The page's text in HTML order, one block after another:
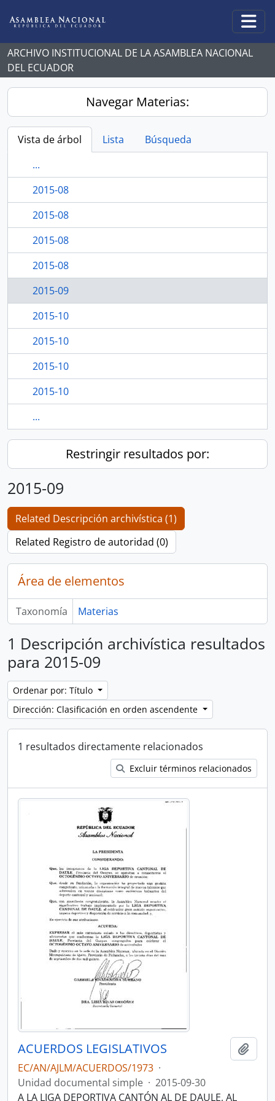
ARCHIVO INSTITUCIONAL DE LA ASAMBLEA NACIONAL
DEL ECUADOR
Navegar Materias:
Vista de árbol Lista
Búsqueda
...
2015-08
2015-08
2015-08
2015-08
2015-09
2015-10
2015-10
2015-10
2015-10
...
Restringir resultados por:
2015-09
Related Descripción archivística (1)
Related Registro de autoridad (0)
Área de elementos
Taxonomía Materias
1 Descripción archivística resultados
para 2015-09
Ordenar por: Título
Dirección: Clasificación en orden ascendente
1 resultados directamente relacionados
Excluir términos relacionados
ACUERDOS LEGISLATIVOS
EC/AN/AJLM/ACUERDOS/1973 ·
Unidad documental simple · 2015-09-30
A LA LIGA DEPORTIVA CANTÓN AL DE DAULE, AL